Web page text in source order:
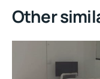
Other